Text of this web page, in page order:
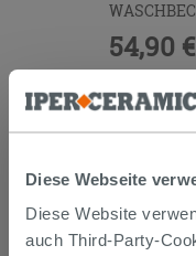
Diese Webseite
Diese Website
auch Third-Party-
54,90 €
IN DEN